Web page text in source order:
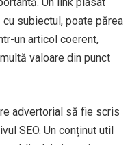
subiectul, poate părea
un articol coerent,
valoare din punct
advertorial să fie scris
SEO. Un conținut util